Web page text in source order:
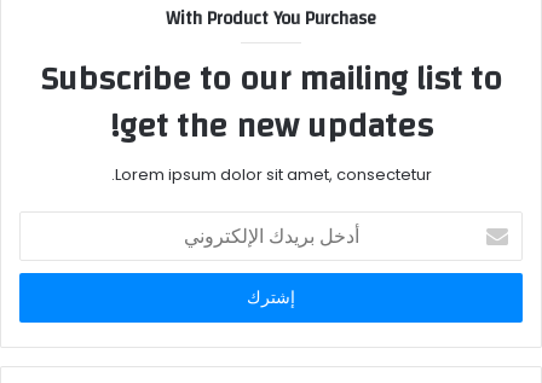
With Product You Purchase
Subscribe to our mailing list to
get the new updates!
Lorem ipsum dolor sit amet, consectetur.
بريدك
الإلكتروني